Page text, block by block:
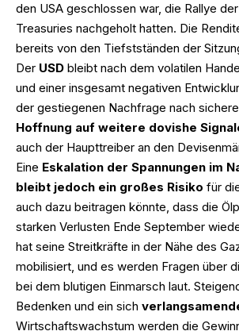
den USA geschlossen war, die Rallye
Treasuries nachgeholt hatten. Die
bereits von den Tiefstständen der
Der USD bleibt nach dem volatilen
und einer insgesamt negativen
der gestiegenen Nachfrage nach
Hoffnung auf weitere dovishe
auch der Haupttreiber an den
Eine Eskalation der Spannungen im
bleibt jedoch ein großes Risiko für
auch dazu beitragen könnte, dass die
starken Verlusten Ende September
hat seine Streitkräfte in der Nähe des
mobilisiert, und es werden Fragen über
bei dem blutigen Einmarsch laut.
Bedenken und ein sich
Wirtschaftswachstum werden die